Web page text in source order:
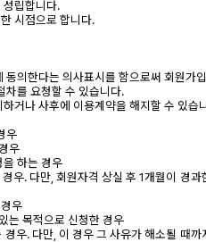
성립합니다.
시점으로 합니다.
의한다는 의사표시를 함으로써 회원가
차를 요청할 수 있습니다.
거나 사후에 이용계약을 해지할 수 있습
우
우
을 하는 경우
우. 다만, 회원자격 상실 후 1개월이 경과
우
는 목적으로 신청한 경우
우. 다만, 이 경우 그 사유가 해소될 때까